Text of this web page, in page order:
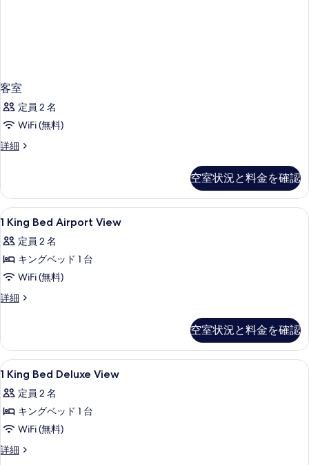
客室
定員 2 名
WiFi (無料)
詳細
客
細
空室状況と料金を確認
1
King
Bed
Airport
View
の
て
の
写
真
を
表
示
低刺激性寝具、セーフティボックス
6
1 King Bed Airport View
定員 2 名
キングベッド 1 台
WiFi (無料)
詳細
1
View
の
詳
空室状況と料金を確認
1
King
Bed
Deluxe
View
の
低刺激性寝具、セーフティボックス
5
1 King Bed Deluxe View
定員 2 名
キングベッド 1 台
WiFi (無料)
詳細
1